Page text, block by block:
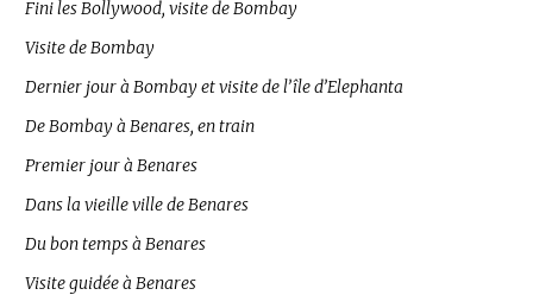
Fini les Bollywood, visite de Bombay
Visite de Bombay
Dernier jour à Bombay et visite de l’île d’Elephanta
De Bombay à Benares, en train
Premier jour à Benares
Dans la vieille ville de Benares
Du bon temps à Benares
Visite guidée à Benares